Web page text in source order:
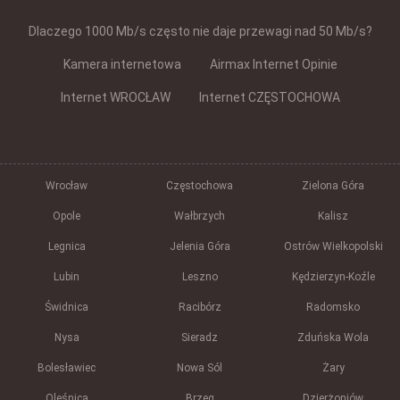
Dlaczego 1000 Mb/s często nie daje przewagi nad 50 Mb/s?
Kamera internetowa Airmax Internet Opinie
Internet WROCŁAW Internet CZĘSTOCHOWA
Wrocław Częstochowa Zielona Góra
Opole Wałbrzych Kalisz
Legnica Jelenia Góra Ostrów Wielkopolski
Lubin Leszno Kędzierzyn-Koźle
Świdnica Racibórz Radomsko
Nysa Sieradz Zduńska Wola
Bolesławiec Nowa Sól Żary